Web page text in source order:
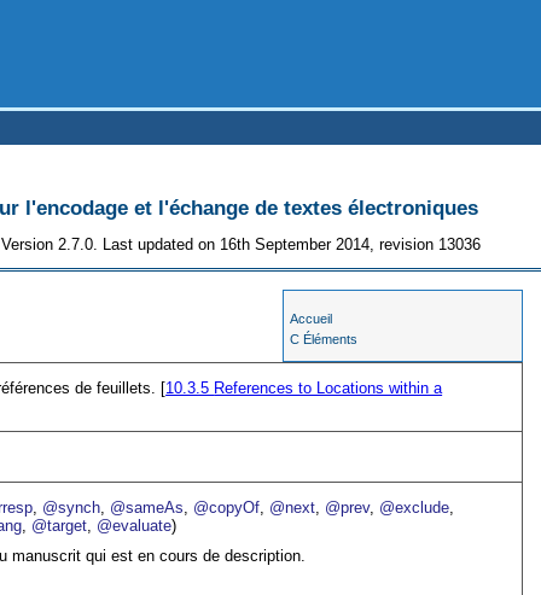
l'encodage et l'échange de textes électroniques
Version 2.7.0. Last updated on 16th September 2014, revision 13036
Accueil
C Éléments
de feuillets. [10.3.5 References to Locations within a
@synch @sameAs @copyOf @next @prev, @exclude
@target @evaluate)
qui est en cours de description.